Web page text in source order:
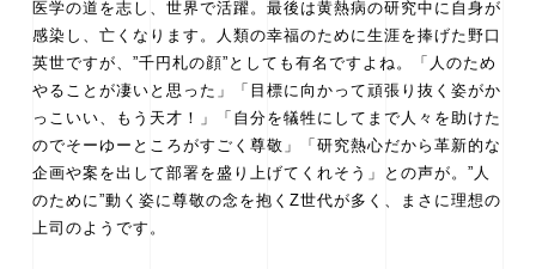
医学の道を志し、世界で活躍。最後は黄熱病の研究中に自身が
感染し、亡くなります。人類の幸福のために生涯を捧げた野口
英世ですが、”千円札の顔”としても有名ですよね。「人のため
やることが凄いと思った」「目標に向かって頑張り抜く姿がか
っこいい、もう天才！」「自分を犠牲にしてまで人々を助けた
のでそーゆーところがすごく尊敬」「研究熱心だから革新的な
企画や案を出して部署を盛り上げてくれそう」との声が。”人
のために”動く姿に尊敬の念を抱くZ世代が多く、まさに理想の
上司のようです。